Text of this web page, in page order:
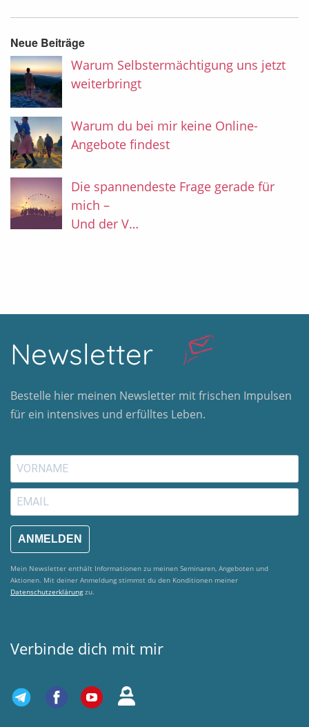
Neue Beiträge
Warum Selbstermächtigung uns jetzt
weiterbringt
Warum du bei mir keine Online-
Angebote findest
Die spannendeste Frage gerade für
mich –
Und der V…
Newsletter
Bestelle hier meinen Newsletter mit frischen Impulsen
für ein intensives und erfülltes Leben.
ANMELDEN
Mein Newsletter enthält Informationen zu meinen Seminaren, Angeboten und
Aktionen. Mit deiner Anmeldung stimmst du den Konditionen meiner
Datenschutzerklärungzu.
Verbinde dich mit mir